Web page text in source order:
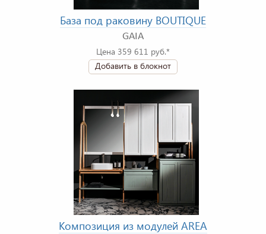
База под раковину BOUTIQUE
GAIA
Цена 359 611 руб.*
Добавить в блокнот
Композиция из модулей AREA